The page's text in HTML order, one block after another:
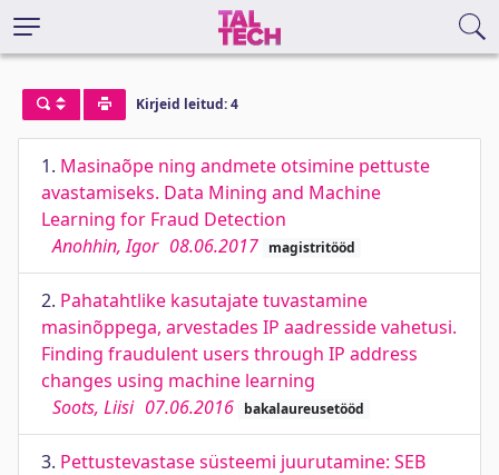
Kirjeid leitud: 4
1. Masinaõpe ning andmete otsimine pettuste
avastamiseks. Data Mining and Machine
Learning for Fraud Detection
Anohhin, Igor 08.06.2017 magistritööd
2. Pahatahtlike kasutajate tuvastamine
masinõppega, arvestades IP aadresside vahetusi.
Finding fraudulent users through IP address
changes using machine learning
Soots, Liisi 07.06.2016 bakalaureusetööd
3. Pettustevastase süsteemi juurutamine: SEB